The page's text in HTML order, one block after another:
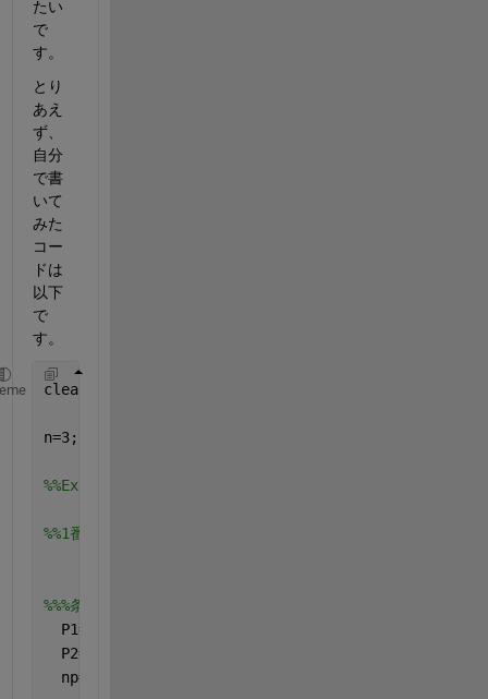
たい
で
す。
とり
あえ
ず、
自分
で書
いて
みた
コー
ドは
以下
で
す。
clear
n=3;
%%Excelファイルを読み込みたい
%%1番上の列から順番に以下の条件式に当てはめていく
%%%条件式%%%
  P1= rem(Zr1,n)/n;
  P2= rem(Zr2,n)/n;
  np= n*gcd(Zp1,Zp2);